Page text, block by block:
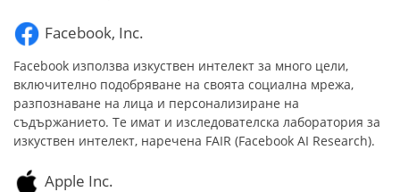
Facebook, Inc.
Facebook използва изкуствен интелект за много цели,
включително подобряване на своята социална мрежа,
разпознаване на лица и персонализиране на
съдържанието. Те имат и изследователска лаборатория за
изкуствен интелект, наречена FAIR (Facebook AI Research).
Apple Inc.